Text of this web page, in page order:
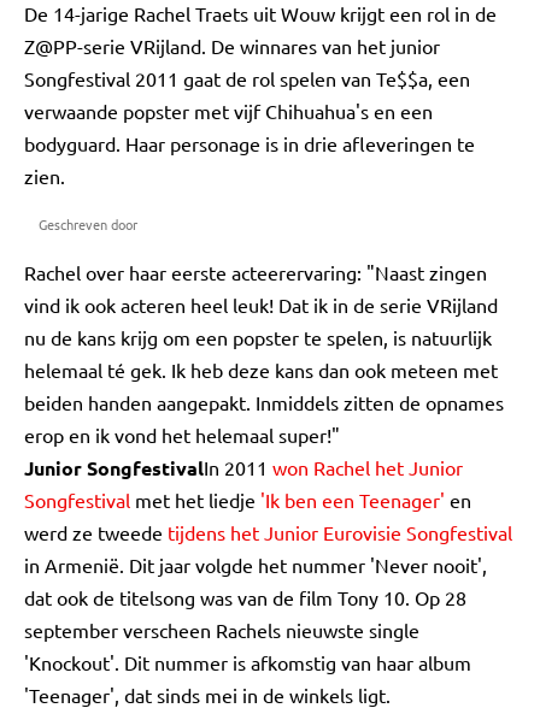
De 14-jarige Rachel Traets uit Wouw krijgt een rol in de
Z@PP-serie VRijland. De winnares van het junior
Songfestival 2011 gaat de rol spelen van Te$$a, een
verwaande popster met vijf Chihuahua's en een
bodyguard. Haar personage is in drie afleveringen te
zien.
Geschreven door
Rachel over haar eerste acteerervaring: "Naast zingen
vind ik ook acteren heel leuk! Dat ik in de serie VRijland
nu de kans krijg om een popster te spelen, is natuurlijk
helemaal té gek. Ik heb deze kans dan ook meteen met
beiden handen aangepakt. Inmiddels zitten de opnames
erop en ik vond het helemaal super!"
Junior SongfestivalIn 2011 won Rachel het Junior
Songfestival met het liedje 'Ik ben een Teenager' en
werd ze tweede tijdens het Junior Eurovisie Songfestival
in Armenië. Dit jaar volgde het nummer 'Never nooit',
dat ook de titelsong was van de film Tony 10. Op 28
september verscheen Rachels nieuwste single
'Knockout'. Dit nummer is afkomstig van haar album
'Teenager', dat sinds mei in de winkels ligt.